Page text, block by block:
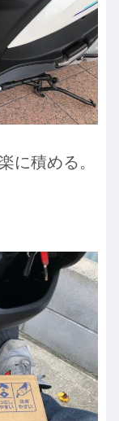
に積める。